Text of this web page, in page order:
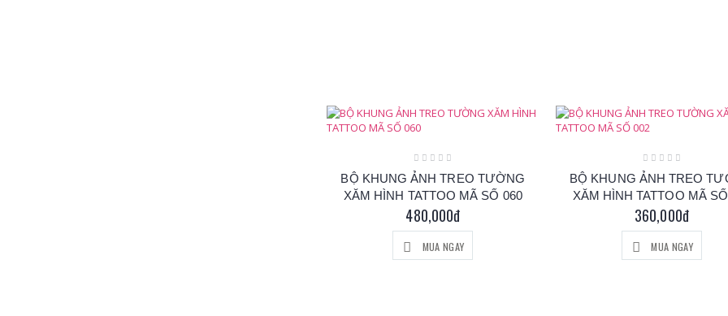
BỘ KHUNG ẢNH TREO TƯỜNG
XĂM HÌNH TATTOO MÃ SỐ 060
480,000đ
MUA NGAY
BỘ KHUNG ẢNH TREO
XĂM HÌNH TATTOO MÃ
360,000đ
MUA NGAY